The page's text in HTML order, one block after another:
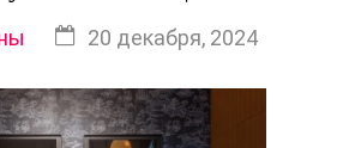
20 декабря, 2024